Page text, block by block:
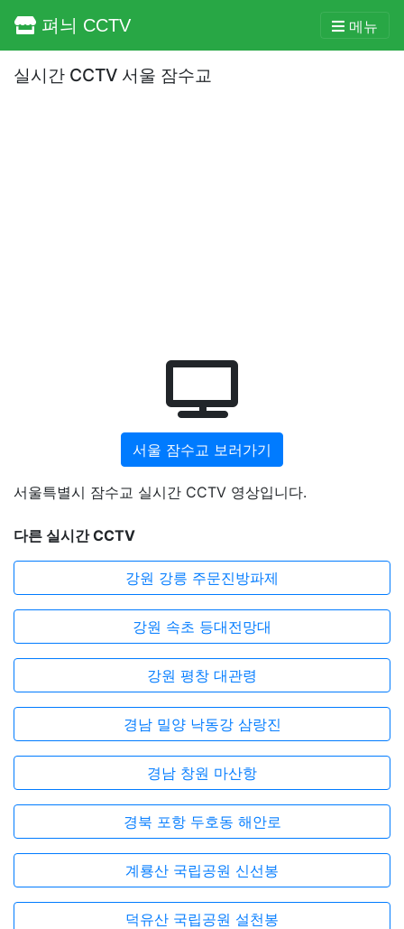
펴늬 CCTV 메뉴
실시간 CCTV 서울 잠수교
서울 잠수교 보러가기
서울특별시 잠수교 실시간 CCTV 영상입니다.
다른 실시간 CCTV
강원 강릉 주문진방파제
강원 속초 등대전망대
강원 평창 대관령
경남 밀양 낙동강 삼랑진
경남 창원 마산항
경북 포항 두호동 해안로
계룡산 국립공원 신선봉
덕유산 국립공원 설천봉